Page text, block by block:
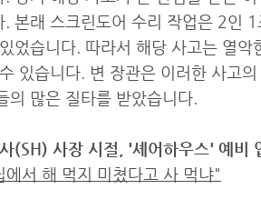
. 본래 스크린도어 수리 작업은 2인
었습니다. 따라서 해당 사고는 열악
있습니다. 변 장관은 이러한 사고
의 많은 질타를 받았습니다.
(SH) 사장 시절, '셰어하우스' 예비
서 해 먹지 미쳤다고 사 먹냐"